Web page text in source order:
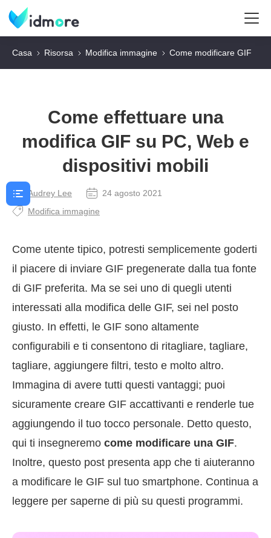
Casa Risorsa Modifica immagine Come modificare GIF
Come effettuare una
modifica GIF su PC, Web e
dispositivi mobili
Audrey Lee
24 agosto 2021
Modifica immagine
Come utente tipico, potresti semplicemente goderti
il piacere di inviare GIF pregenerate dalla tua fonte
di GIF preferita. Ma se sei uno di quegli utenti
interessati alla modifica delle GIF, sei nel posto
giusto. In effetti, le GIF sono altamente
configurabili e ti consentono di ritagliare, tagliare,
tagliare, aggiungere filtri, testo e molto altro.
Immagina di avere tutti questi vantaggi; puoi
sicuramente creare GIF accattivanti e renderle tue
aggiungendo il tuo tocco personale. Detto questo,
qui ti insegneremo come modificare una GIF.
Inoltre, questo post presenta app che ti aiuteranno
a modificare le GIF sul tuo smartphone. Continua a
leggere per saperne di più su questi programmi.